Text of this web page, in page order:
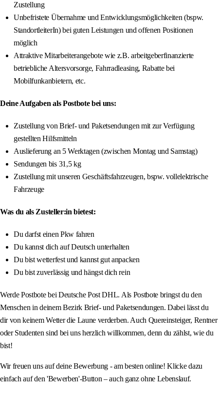
Zustellung
Unbefristete Übernahme und Entwicklungsmöglichkeiten (bspw.
StandortleiterIn) bei guten Leistungen und offenen Positionen
möglich
Attraktive Mitarbeiterangebote wie z.B. arbeitgeberfinanzierte
betriebliche Altersvorsorge, Fahrradleasing, Rabatte bei
Mobilfunkanbietern, etc.
Deine Aufgaben als Postbote bei uns:
Zustellung von Brief- und Paketsendungen mit zur Verfügung
gestellten Hilfsmitteln
Auslieferung an 5 Werktagen (zwischen Montag und Samstag)
Sendungen bis 31,5 kg
Zustellung mit unseren Geschäftsfahrzeugen, bspw. vollelektrische
Fahrzeuge
Was du als Zusteller:in bietest:
Du darfst einen Pkw fahren
Du kannst dich auf Deutsch unterhalten
Du bist wetterfest und kannst gut anpacken
Du bist zuverlässig und hängst dich rein
Werde Postbote bei Deutsche Post DHL. Als Postbote bringst du den
Menschen in deinem Bezirk Brief- und Paketsendungen. Dabei lässt du
dir von keinem Wetter die Laune verderben. Auch Quereinsteiger, Rentner
oder Studenten sind bei uns herzlich willkommen, denn du zählst, wie du
bist!
Wir freuen uns auf deine Bewerbung - am besten online! Klicke dazu
einfach auf den 'Bewerben'-Button – auch ganz ohne Lebenslauf.